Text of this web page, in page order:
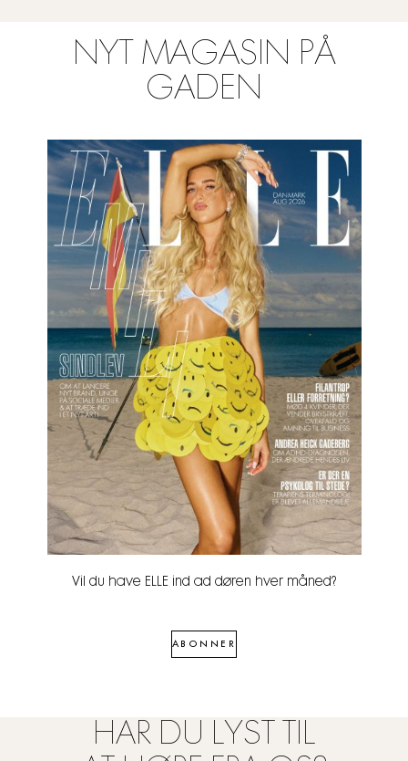
NYT MAGASIN PÅ
GADEN
Vil du have ELLE ind ad døren hver måned?
ABONNER
HAR DU LYST TIL